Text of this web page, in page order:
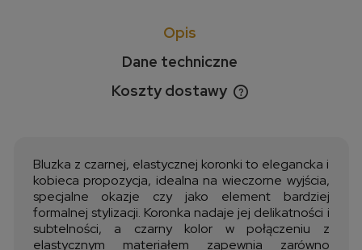
Opis
Dane techniczne
Koszty dostawy
Cena nie zawiera ewentualnych kosztów płatności
Bluzka z czarnej, elastycznej koronki to elegancka i
kobieca propozycja, idealna na wieczorne wyjścia,
specjalne okazje czy jako element bardziej
formalnej stylizacji. Koronka nadaje jej delikatności i
subtelności, a czarny kolor w połączeniu z
elastycznym materiałem zapewnia zarówno